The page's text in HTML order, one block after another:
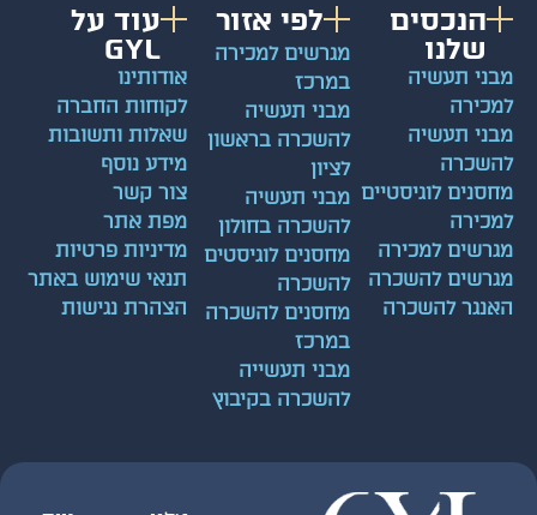
הנכסים
שלנו
מבני תעשיה
למכירה
מבני תעשיה
להשכרה
מחסנים לוגיסטיים
למכירה
מגרשים למכירה
מגרשים להשכרה
האנגר להשכרה
לפי אזור
מגרשים למכירה
במרכז
מבני תעשיה
להשכרה בראשון
לציון
מבני תעשיה
להשכרה בחולון
מחסנים לוגיסטים
להשכרה
מחסנים להשכרה
במרכז
מבני תעשייה
להשכרה בקיבוץ
עוד על
GYL
אודותינו
לקוחות החברה
שאלות ותשובות
מידע נוסף
צור קשר
מפת אתר
מדיניות פרטיות
תנאי שימוש באתר
הצהרת נגישות